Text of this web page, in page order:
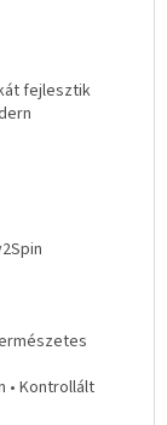
fejlesztik
• Kontrollált